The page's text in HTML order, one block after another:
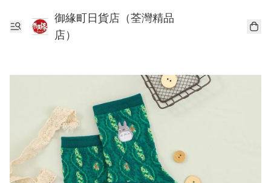
御緣町日貨店（荃灣精品
店）